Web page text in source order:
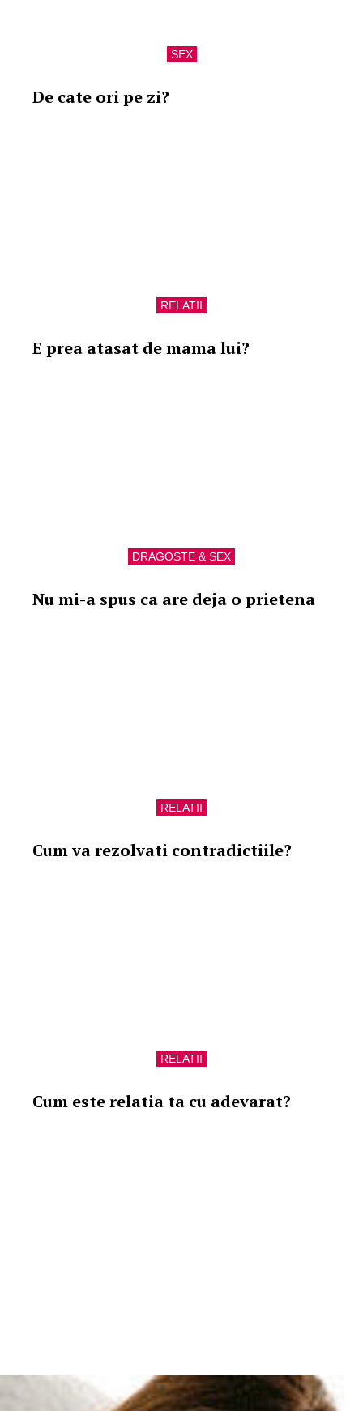
SEX
De cate ori pe zi?
RELATII
E prea atasat de mama lui?
DRAGOSTE & SEX
Nu mi-a spus ca are deja o prietena
RELATII
Cum va rezolvati contradictiile?
RELATII
Cum este relatia ta cu adevarat?